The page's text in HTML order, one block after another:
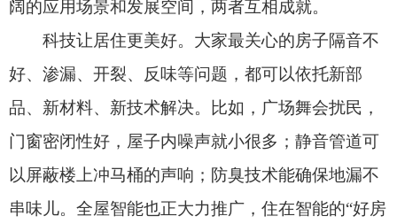
子”里，灯光可以自动感应，窗帘可以语音控制，温
度湿度可以智能调节，住户健康可以实时监测，甚
至冰箱里肉蛋奶少了还能够温馨提醒，就像有了一
个贴心的“管家”。
的保温隔热层需要10厘米厚度，现在用气凝胶做的
隔热层只要5毫米就能达到同样效果。特制的混凝土
将增加吸热、减少散热，大幅提升节能效果。具有